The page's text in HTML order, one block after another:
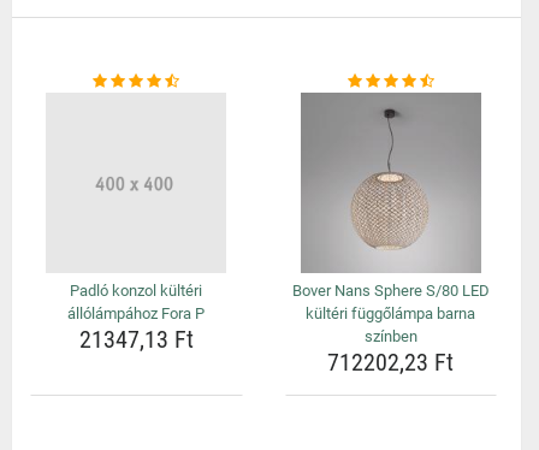
Padló konzol kültéri
állólámpához Fora P
21347,13 Ft
Bover Nans Sphere S/80 LED
kültéri függőlámpa barna
színben
712202,23 Ft